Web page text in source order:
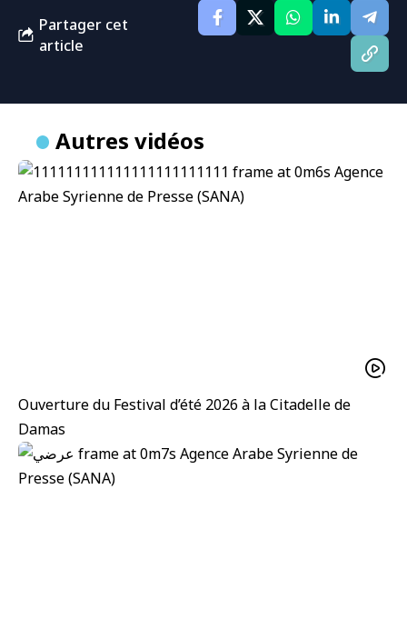
Partager cet
article
Autres vidéos
Ouverture du Festival d’été 2026 à la Citadelle de
Damas